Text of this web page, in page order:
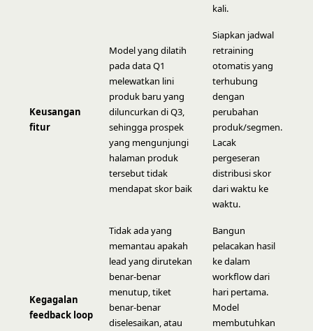
kali.
Keusangan
fitur
Model yang dilatih
pada data Q1
melewatkan lini
produk baru yang
diluncurkan di Q3,
sehingga prospek
yang mengunjungi
halaman produk
tersebut tidak
mendapat skor baik
Siapkan jadwal
retraining
otomatis yang
terhubung
dengan
perubahan
produk/segmen.
Lacak
pergeseran
distribusi skor
dari waktu ke
waktu.
Kegagalan
feedback loop
Tidak ada yang
memantau apakah
lead yang dirutekan
benar-benar
menutup, tiket
benar-benar
diselesaikan, atau
Bangun
pelacakan hasil
ke dalam
workflow dari
hari pertama.
Model
membutuhkan